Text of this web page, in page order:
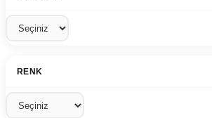
RENK